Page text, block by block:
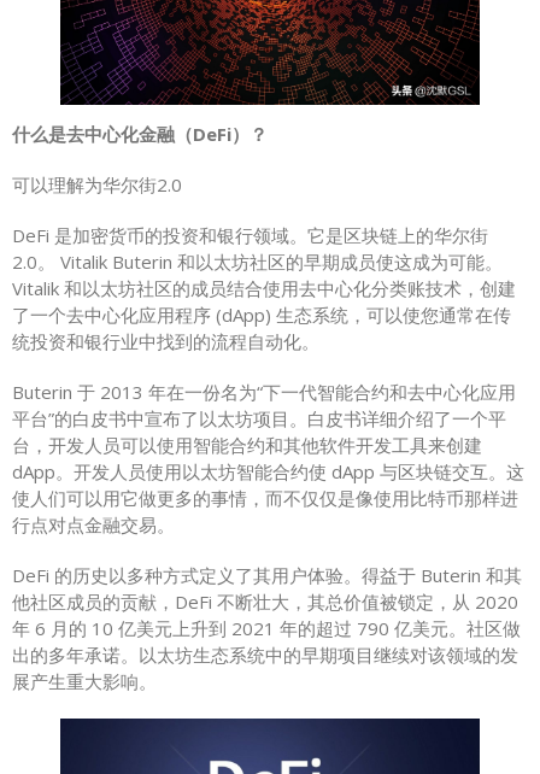
什么是去中心化金融（DeFi）？
可以理解为华尔街2.0
DeFi 是加密货币的投资和银行领域。它是区块链上的华尔街
2.0。 Vitalik Buterin 和以太坊社区的早期成员使这成为可能。
Vitalik 和以太坊社区的成员结合使用去中心化分类账技术，创建
了一个去中心化应用程序 (dApp) 生态系统，可以使您通常在传
统投资和银行业中找到的流程自动化。
Buterin 于 2013 年在一份名为“下一代智能合约和去中心化应用
平台”的白皮书中宣布了以太坊项目。白皮书详细介绍了一个平
台，开发人员可以使用智能合约和其他软件开发工具来创建
dApp。开发人员使用以太坊智能合约使 dApp 与区块链交互。这
使人们可以用它做更多的事情，而不仅仅是像使用比特币那样进
行点对点金融交易。
DeFi 的历史以多种方式定义了其用户体验。得益于 Buterin 和其
他社区成员的贡献，DeFi 不断壮大，其总价值被锁定，从 2020
年 6 月的 10 亿美元上升到 2021 年的超过 790 亿美元。社区做
出的多年承诺。以太坊生态系统中的早期项目继续对该领域的发
展产生重大影响。